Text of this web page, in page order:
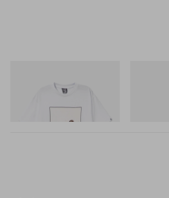
Billionaire Boys Club X Initial
D Cotton T-Shirt 2